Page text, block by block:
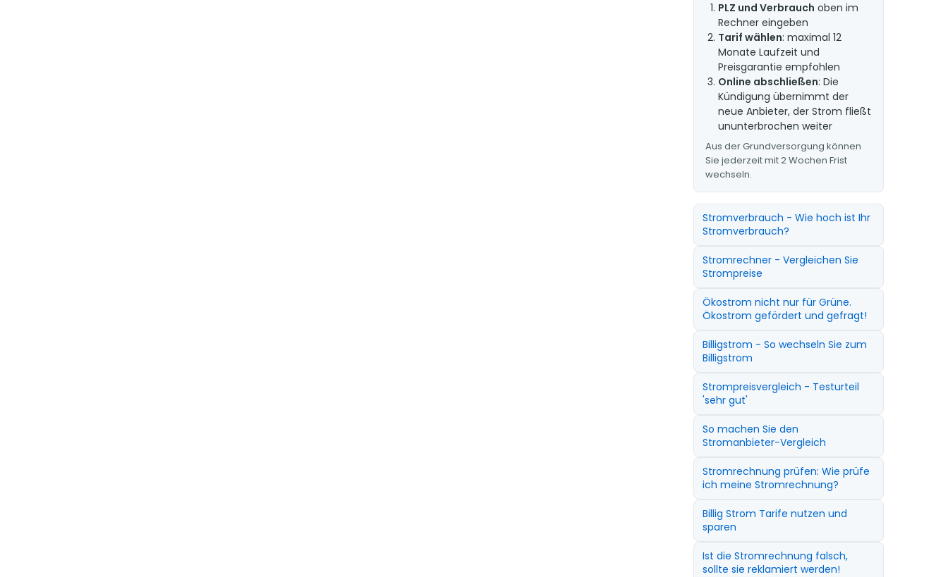
PLZ und Verbrauch oben im
Rechner eingeben
Tarif wählen: maximal 12
Monate Laufzeit und
Preisgarantie empfohlen
Online abschließen: Die
Kündigung übernimmt der
neue Anbieter, der Strom fließt
ununterbrochen weiter
Aus der Grundversorgung können
Sie jederzeit mit 2 Wochen Frist
wechseln.
Stromverbrauch - Wie hoch ist Ihr
Stromverbrauch?
Stromrechner - Vergleichen Sie
Strompreise
Ökostrom nicht nur für Grüne.
Ökostrom gefördert und gefragt!
Billigstrom - So wechseln Sie zum
Billigstrom
Strompreisvergleich - Testurteil
'sehr gut'
So machen Sie den
Stromanbieter-Vergleich
Stromrechnung prüfen: Wie prüfe
ich meine Stromrechnung?
Billig Strom Tarife nutzen und
sparen
Ist die Stromrechnung falsch,
sollte sie reklamiert werden!